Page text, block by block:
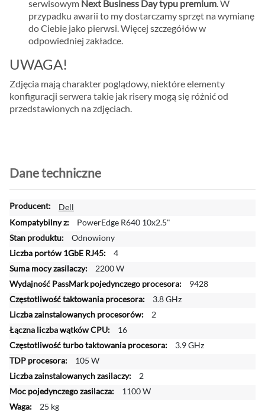
serwisowym Next Business Day typu premium. W
przypadku awarii to my dostarczamy sprzęt na wymianę
do Ciebie jako pierwsi. Więcej szczegółów w
odpowiedniej zakładce.
UWAGA!
Zdjęcia mają charakter poglądowy, niektóre elementy
konfiguracji serwera takie jak risery mogą się różnić od
przedstawionych na zdjęciach.
Dane techniczne
W
i
c
e
j
i
f
o
r
m
c
j
i
Dell
PowerEdge R640 10x2.5"
Odnowiony
4
2200 W
9428
3.8 GHz
2
16
3.9 GHz
105 W
2
1100 W
25 kg